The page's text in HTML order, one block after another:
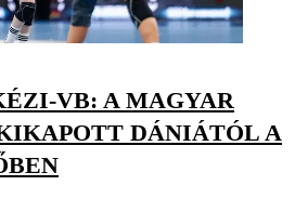
VB: A MAGYAR
DÁNIÁTÓL A